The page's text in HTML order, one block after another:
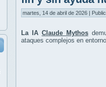
martes, 14 de abril de 2026 |
La IA Claude Mythos
ataques complejos en